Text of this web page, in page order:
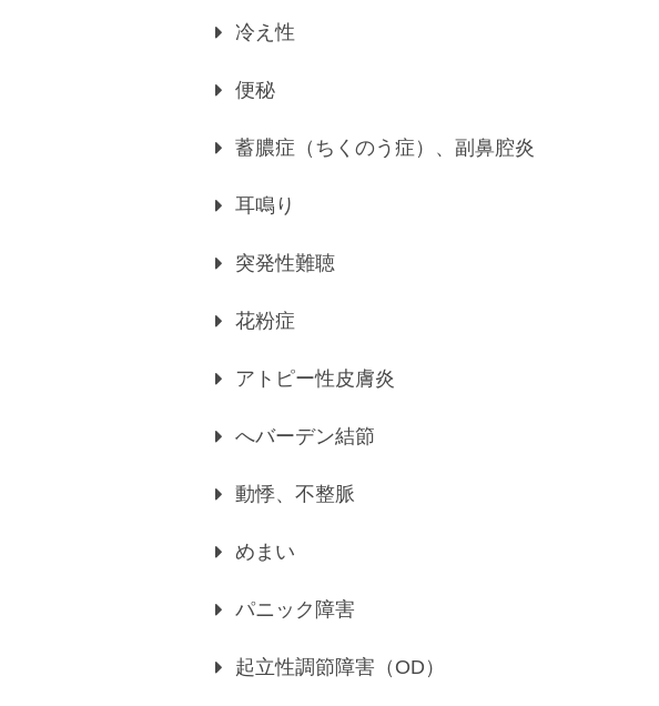
冷え性
便秘
蓄膿症（ちくのう症）、副鼻腔炎
耳鳴り
突発性難聴
花粉症
アトピー性皮膚炎
へバーデン結節
動悸、不整脈
めまい
パニック障害
起立性調節障害（OD）